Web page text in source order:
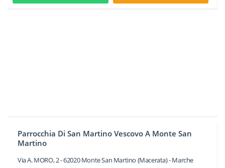
Parrocchia Di San Martino Vescovo A Monte San
Martino
Via A. MORO, 2-62020 Monte San Martino (Macerata) -Marche